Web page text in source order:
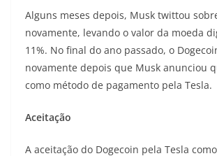
Alguns meses depois, Musk twittou
novamente, levando o valor da moeda
11%. No final do ano passado, o
novamente depois que Musk anunciou
como método de pagamento pela Tesla.
Aceitação
A aceitação do Dogecoin pela Tesla